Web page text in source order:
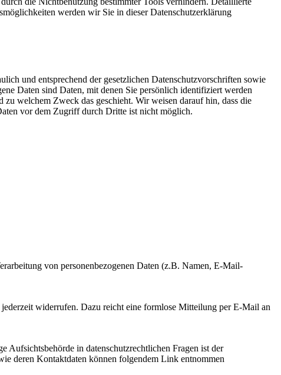
werden wir Sie in dieser Datenschutzerklärung
und entsprechend der gesetzlichen Datenschutzvorschriften sowie
Daten sind Daten, mit denen Sie persönlich identifiziert werden
welchem Zweck das geschieht. Wir weisen darauf hin, dass die
vor dem Zugriff durch Dritte ist nicht möglich.
von personenbezogenen Daten (z.B. Namen, E-Mail-
widerrufen. Dazu reicht eine formlose Mitteilung per E-Mail an
Aufsichtsbehörde in datenschutzrechtlichen Fragen ist der
deren Kontaktdaten können folgendem Link entnommen